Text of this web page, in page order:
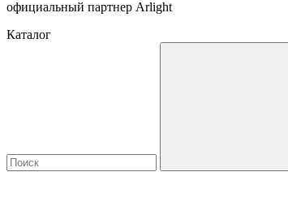
официальный партнер Arlight
Каталог